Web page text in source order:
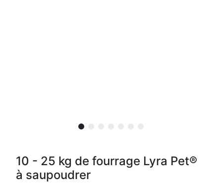
10 - 25 kg de fourrage Lyra Pet®
à saupoudrer